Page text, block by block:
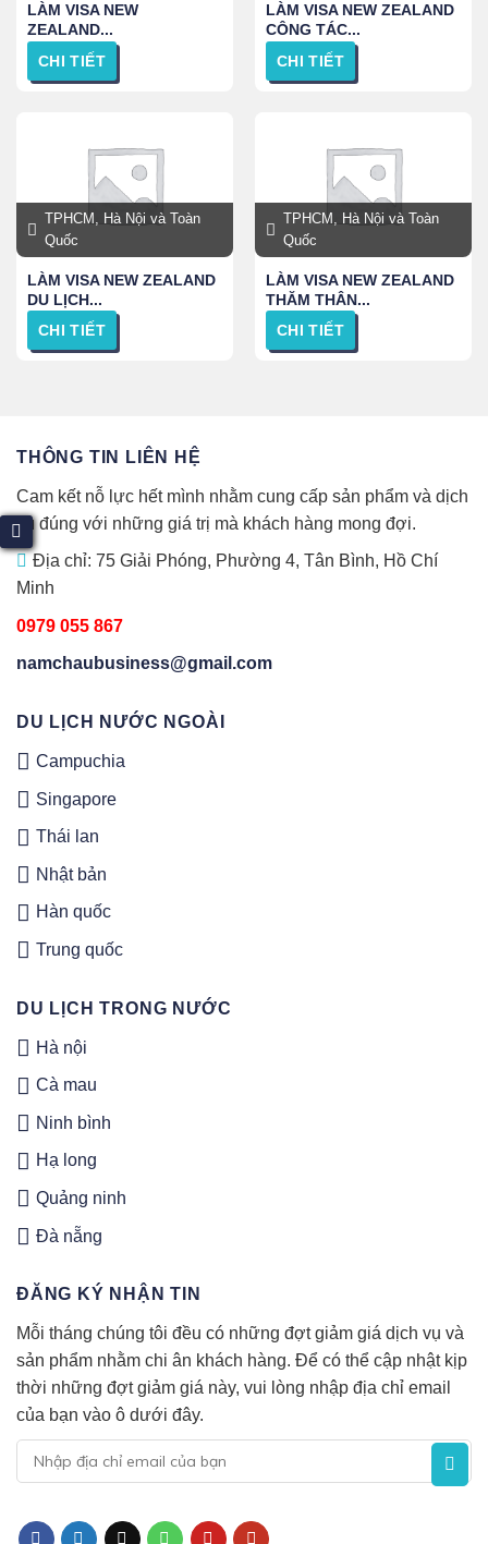
LÀM VISA NEW
ZEALAND...
CHI TIẾT
LÀM VISA NEW ZEALAND
CÔNG TÁC...
CHI TIẾT
TPHCM, Hà Nội và Toàn
Quốc
LÀM VISA NEW ZEALAND
DU LỊCH...
CHI TIẾT
TPHCM, Hà Nội và Toàn
Quốc
LÀM VISA NEW ZEALAND
THĂM THÂN...
CHI TIẾT
THÔNG TIN LIÊN HỆ
Cam kết nỗ lực hết mình nhằm cung cấp sản phẩm và dịch
vụ đúng với những giá trị mà khách hàng mong đợi.
Địa chỉ: 75 Giải Phóng, Phường 4, Tân Bình, Hồ Chí
Minh
0979 055 867
namchaubusiness@gmail.com
DU LỊCH NƯỚC NGOÀI
Campuchia
Singapore
Thái lan
Nhật bản
Hàn quốc
Trung quốc
DU LỊCH TRONG NƯỚC
Hà nội
Cà mau
Ninh bình
Hạ long
Quảng ninh
Đà nẵng
ĐĂNG KÝ NHẬN TIN
Mỗi tháng chúng tôi đều có những đợt giảm giá dịch vụ và
sản phẩm nhằm chi ân khách hàng. Để có thể cập nhật kịp
thời những đợt giảm giá này, vui lòng nhập địa chỉ email
của bạn vào ô dưới đây.